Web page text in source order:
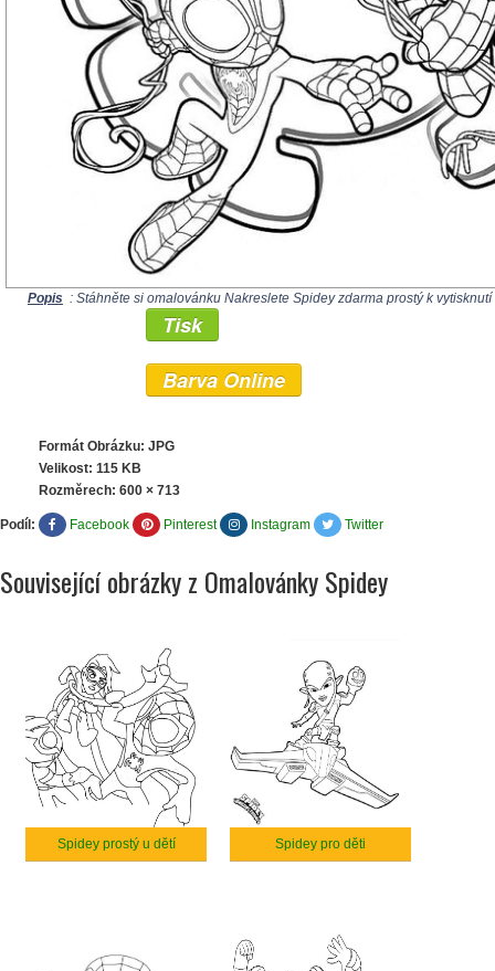
Popis : Stáhněte si omalovánku Nakreslete Spidey zdarma prostý k vytisknutí
Tisk
Barva Online
Formát Obrázku: JPG
Velikost: 115 KB
Rozměrech: 600 × 713
Podíl: Facebook Pinterest Instagram Twitter
Související obrázky z Omalovánky Spidey
Spidey prostý u dětí Spidey pro děti